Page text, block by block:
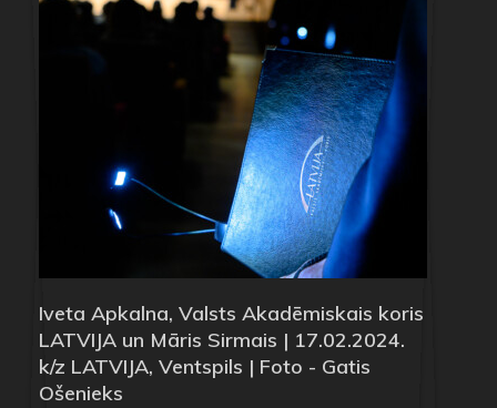
Iveta Apkalna, Valsts Akadēmiskais koris
LATVIJA un Māris Sirmais | 17.02.2024.
k/z LATVIJA, Ventspils | Foto - Gatis
Ošenieks